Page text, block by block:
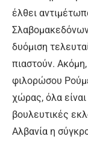
έλθει
δυόμιση
πιαστούν.
φιλορώσου
χώρας, όλα
βουλευτικές
Αλβανία η